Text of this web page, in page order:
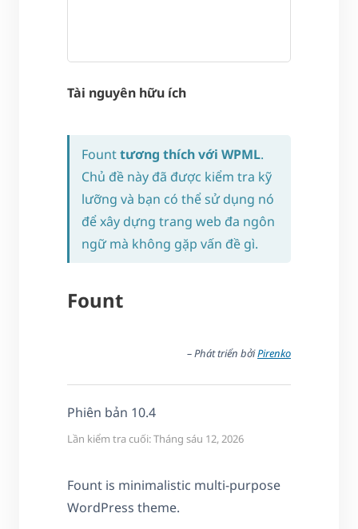
Tài nguyên hữu ích
Founttương thích với WPML.
Chủ đề này đã được kiểm tra kỹ
lưỡng và bạn có thể sử dụng nó
để xây dựng trang web đa ngôn
ngữ mà không gặp vấn đề gì.
Fount
– Phát triển bởiPirenko
Phiên bản 10.4
Lần kiểm tra cuối: Tháng sáu 12, 2026
Fount is minimalistic multi-purpose
WordPress theme.